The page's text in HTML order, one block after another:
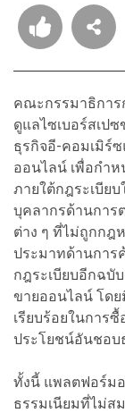
คณะกรรมาธิกา
ดูแลไซเบอร์สเป
ธุรกิจอี-คอมเมิร์
ออนไลน์ เพื่อกำ
ภายใต้กฎระเบีย
บุคลากรด้านการ
ต่าง ๆ ที่ไม่ถูกกฎ
ประมาทด้านการ
กฎระเบียบอีกฉบั
ขายออนไลน์ โดย
เรียบร้อยในการ
ประโยชน์อันชอบ
ทั้งนี้ แพลตฟอร์ม
ธรรมเนียมที่ไม่ส